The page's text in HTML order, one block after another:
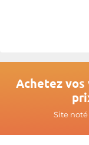
Achetez vos
Site noté